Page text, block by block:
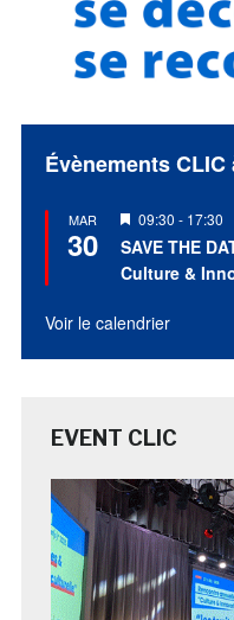
Évènements CLIC
MAR
30
Mis
en
avant
09:30 - 17:30
SAVE THE
Culture &
Voir le calendrier
EVENT CLIC